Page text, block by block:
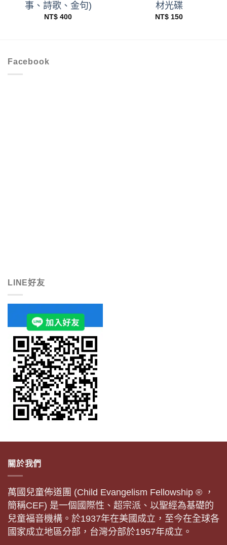
事、詩歌、金句)
NT$ 400
材光碟
NT$ 150
Facebook
LINE好友
關於我們
萬國兒童佈道團 (Child Evangelism Fellowship ® ，
簡稱CEF) 是一個國際性、超宗派、以聖經為基礎的
兒童福音機構。於1937年在美國成立，至今在全球各
國家成立地區分部，台灣分部於1957年成立。